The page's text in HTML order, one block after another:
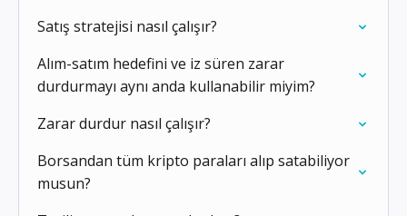
Satış stratejisi nasıl çalışır?
Alım-satım hedefini ve iz süren zarar
durdurmayı aynı anda kullanabilir miyim?
Zarar durdur nasıl çalışır?
Borsandan tüm kripto paraları alıp satabiliyor
musun?